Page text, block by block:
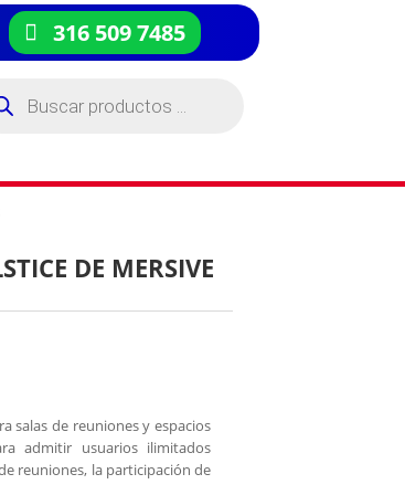
316 509 7485
DE MERSIVE
salas de reuniones y espacios
admitir usuarios ilimitados
reuniones, la participación de